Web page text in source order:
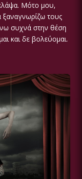
Μότο μου,
ξαναγνωρίζω τους
συχνά στην θέση
και δε βολεύομαι.